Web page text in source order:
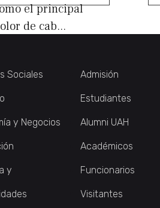
el principal
de cab...
Sociales
y Negocios
y
Admisión
Estudiantes
Alumni UAH
Académicos
Funcionarios
Visitantes